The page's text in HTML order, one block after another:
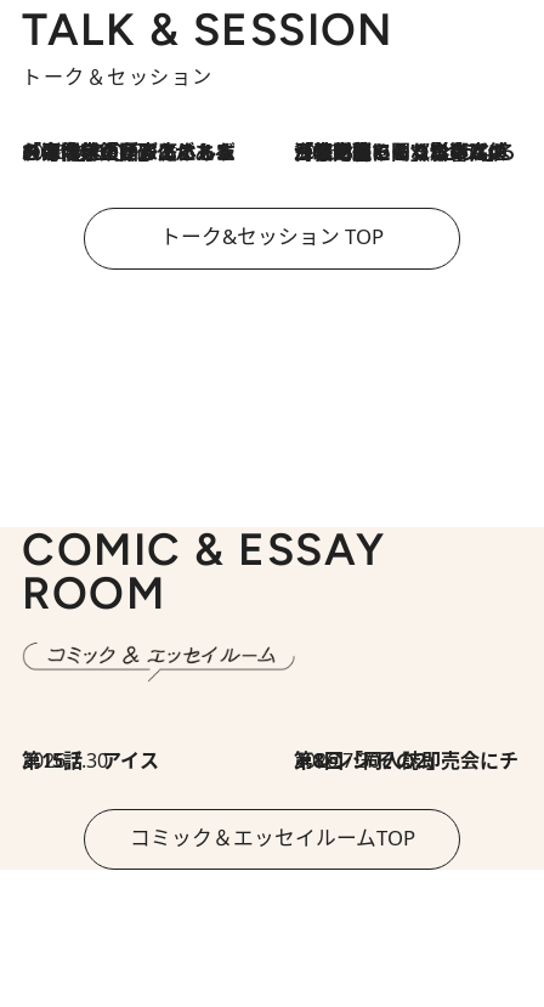
TALK & SESSION
トーク＆セッション
2026.8.3
「今後値上げがあるとすれば…」「リスクがあるのは今年の冬」エネルギー専門家が語る、ホルムズ海峡封鎖が家庭にもたらす“ある心配” 2026.8.3
「住宅建てられない…」「サーチャージ料の高値が続いている」ホルムズ海峡封鎖による影響はいつまで続く？《エネルギー専門家に聞く“どうなる日本の暮らし”》
トーク&セッション TOP
COMIC & ESSAY
ROOM
2026.7.30
第15話 アイス 2026.7.30
第8回「同人誌即売会にチャレンジ その2」
コミック＆エッセイルームTOP